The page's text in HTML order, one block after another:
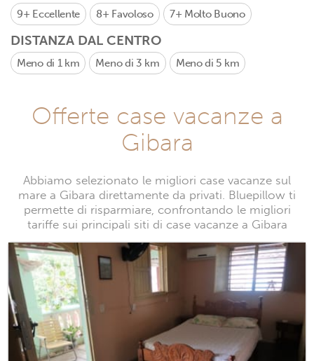
9+ Eccellente 8+ Favoloso 7+ Molto Buono
DISTANZA DAL CENTRO
Meno di 1 km Meno di 3 km Meno di 5 km
Offerte case vacanze a
Gibara
Abbiamo selezionato le migliori case vacanze sul
mare a Gibara direttamente da privati. Bluepillow ti
permette di risparmiare, confrontando le migliori
tariffe sui principali siti di case vacanze a Gibara